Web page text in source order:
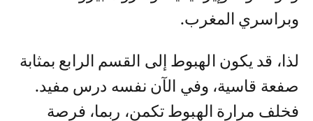
وكوكاكولا، وإير ليكيد، وماروك بيرو،
لذا، قد يكون الهبوط إلى القسم الرابع بمثابة
صفعة قاسية، وفي الآن نفسه درس مفيد.